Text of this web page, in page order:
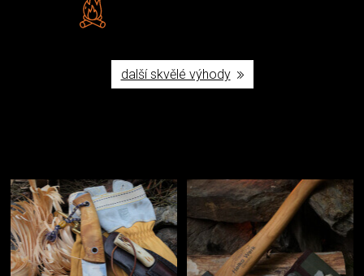
další skvělé výhody